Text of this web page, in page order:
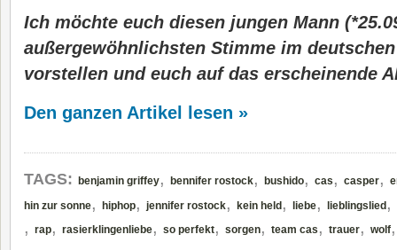
Ich möchte euch diesen jungen Mann
außergewöhnlichsten Stimme im
vorstellen und euch auf das erscheinende
Den ganzen Artikel lesen »
TAGS: benjamin griffey, bennifer rostock, bushido, cas , casper,
hin zur sonne, hiphop, jennifer rostock, kein held , liebe, lieblingslied ,
, rap, rasierklingenliebe, so perfekt, sorgen, team cas , trauer, wolf